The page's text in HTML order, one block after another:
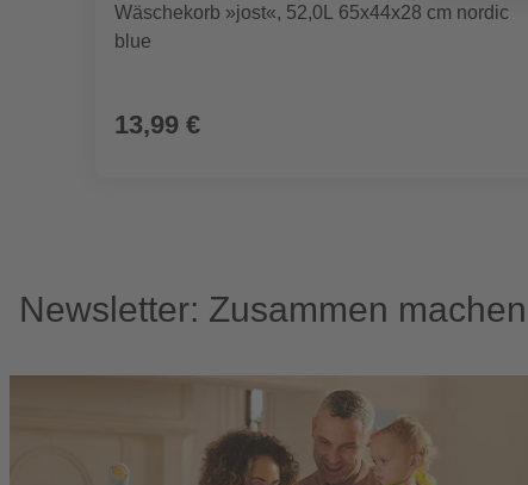
Wäschekorb »jost«, 52,0L 65x44x28 cm nordic
blue
13,99 €
Newsletter: Zusammen